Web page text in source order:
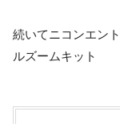
続いてニコンエン
ルズームキット